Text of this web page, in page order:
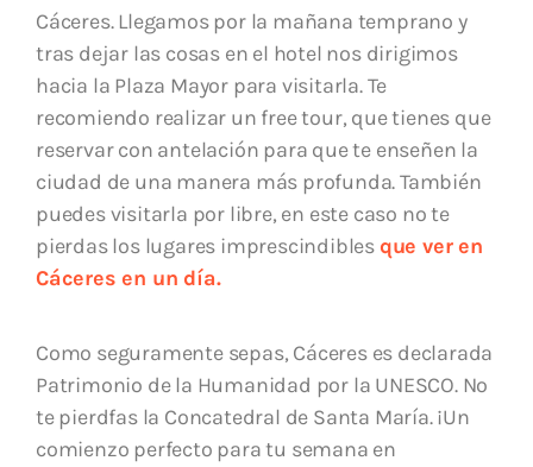
Cáceres. Llegamos por la mañana temprano y
tras dejar las cosas en el hotel nos dirigimos
hacia la Plaza Mayor para visitarla. Te
recomiendo realizar un free tour, que tienes que
reservar con antelación para que te enseñen la
ciudad de una manera más profunda. También
puedes visitarla por libre, en este caso no te
pierdas los lugares imprescindiblesque ver en
Cáceres en un día.
Como seguramente sepas, Cáceres es declarada
Patrimonio de la Humanidad por la UNESCO. No
te pierdfas la Concatedral de Santa María. ¡Un
comienzo perfecto para tu semana en